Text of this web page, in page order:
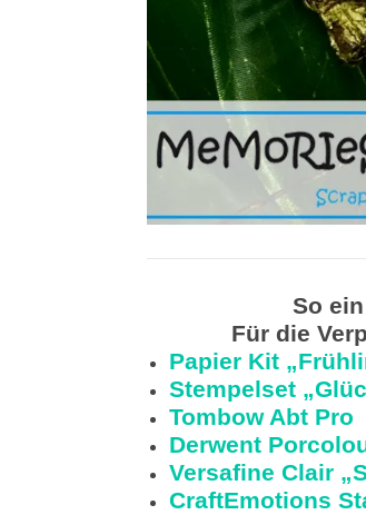
So
Für die
Papier Kit
Stempelset
Tombow Abt Pro
Derwent
Versafine Clair
CraftEmotions